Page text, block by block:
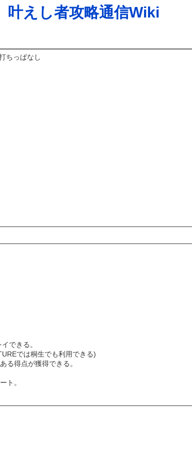
叶えし者攻略通信Wiki
ちっぱなし
できる。
では桐生でも利用できる)
る得点が獲得できる。
ト。